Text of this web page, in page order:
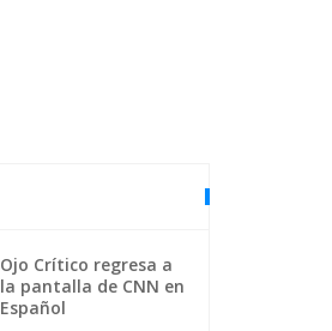
Ojo Crítico regresa a
la pantalla de CNN en
Español